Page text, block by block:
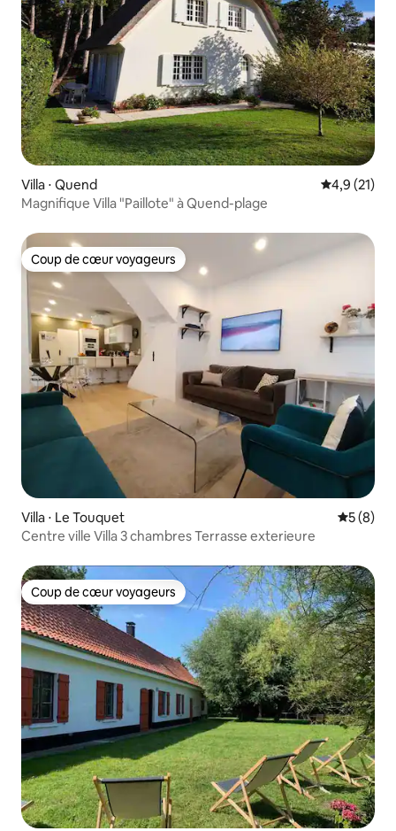
Villa ⋅ Quend Évaluation
4,9 (21)
Magnifique Villa "Paillote" à Quend-plage
Coup de cœur voyageurs
Coup de cœur voyageurs
Villa ⋅ Le Touquet
5 (8)
Centre ville Villa 3 chambres Terrasse exterieure
Coup de cœur voyageurs
Coup de cœur voyageurs